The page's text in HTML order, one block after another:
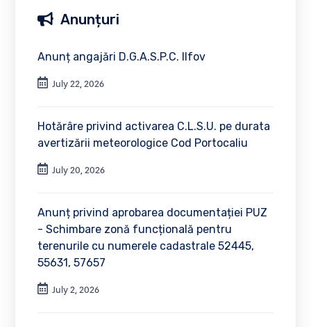
Anunțuri
Anunț angajări D.G.A.S.P.C. Ilfov
July 22, 2026
Hotărâre privind activarea C.L.S.U. pe durata
avertizării meteorologice Cod Portocaliu
July 20, 2026
Anunț privind aprobarea documentației PUZ
- Schimbare zonă funcțională pentru
terenurile cu numerele cadastrale 52445,
55631, 57657
July 2, 2026